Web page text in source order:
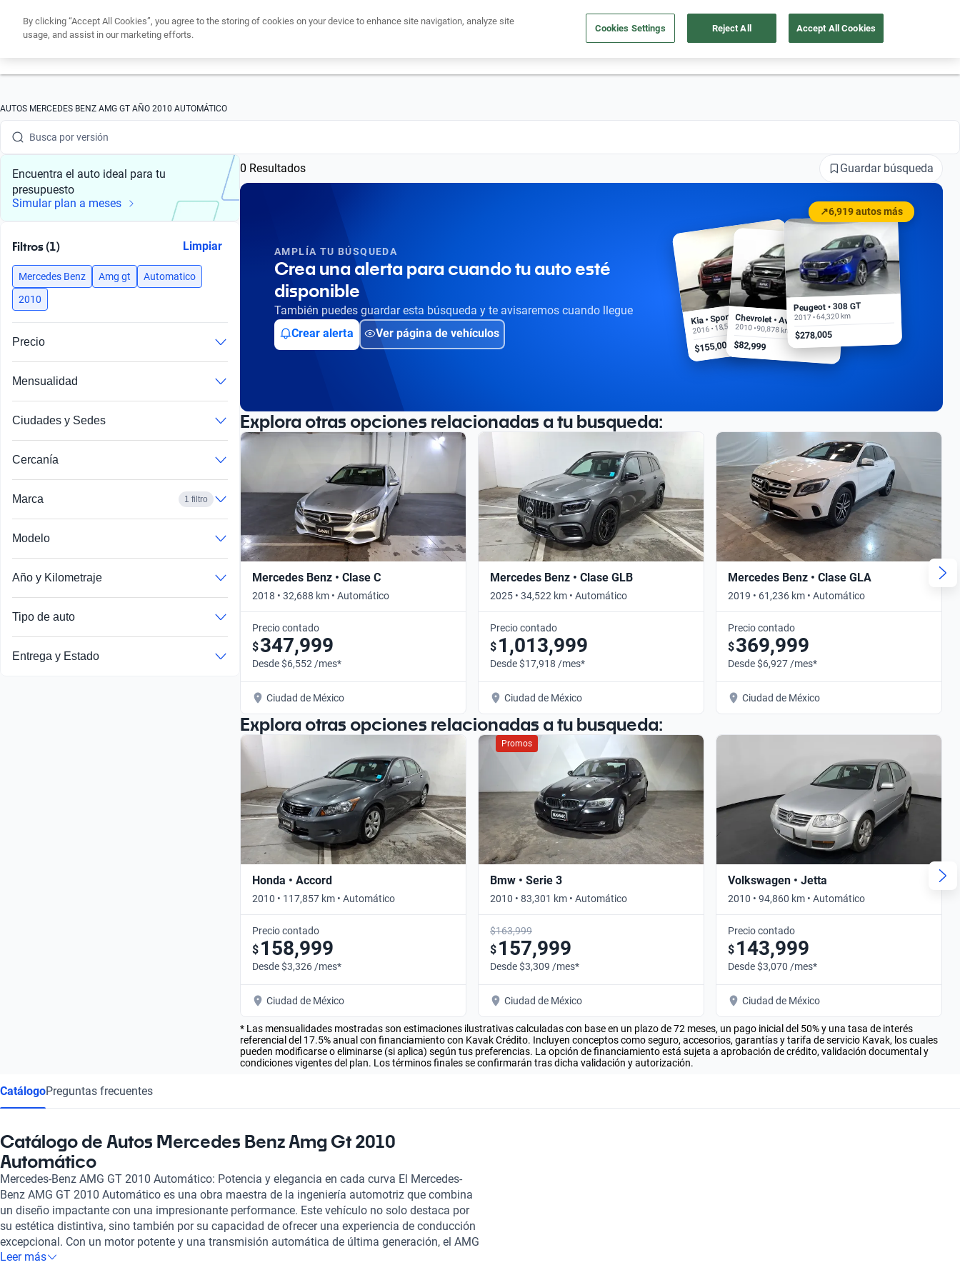
Cuida tu auto Nosotros 55 4162 9202 Ubicación
AUTOS MERCEDES BENZ AMG GT AÑO 2010 AUTOMÁTICO
Busca por marca
Busca por modelo
Busca por versión
Busca por año
Busca por marca
Busca por versión
Busca por año
Encuentra el auto ideal para tu
presupuesto
Simular plan a meses
Filtros (1) Limpiar
Mercedes Benz Amg gt
Automatico
2010
Precio
Mensualidad
Ciudades y Sedes
Cercanía
Marca 1 filtro
Modelo
Año y Kilometraje
Tipo de auto
Entrega y Estado
0 Resultados Guardar búsqueda
AMPLÍA TU BÚSQUEDA
Crea una alerta para cuando tu auto esté
disponible
También puedes guardar esta búsqueda y te avisaremos cuando llegue
Crear alerta
Ver página de vehículos
↗6,919 autos más
Kia • Sportage EX
2016 • 18,500 km
$155,000
Chevrolet • Aveo
2010 • 90,878 km
$82,999
Peugeot • 308 GT
2017 • 64,320 km
$278,005
Explora otras opciones relacionadas a tu busqueda:
Mercedes Benz • Clase C
2018 • 32,688 km • Automático
Precio contado
$347,999
Desde $6,552 /mes*
Ciudad de México
Mercedes Benz • Clase GLB
2025 • 34,522 km • Automático
Precio contado
$ 1,013,999
Desde $17,918 /mes*
Ciudad de México
Mercedes Benz • Clase GLA
2019 • 61,236 km • Automático
Precio contado
$369,999
Desde $6,927 /mes*
Ciudad de México
Explora otras opciones relacionadas a tu busqueda:
Honda • Accord
2010 • 117,857 km • Automático
Precio contado
$ 158,999
Desde $3,326 /mes*
Ciudad de México
Promos
Bmw • Serie 3
2010 • 83,301 km • Automático
$163,999
$ 157,999
Desde $3,309 /mes*
Ciudad de México
Volkswagen • Jetta
2010 • 94,860 km • Automático
Precio contado
$ 143,999
Desde $3,070 /mes*
Ciudad de México
* Las mensualidades mostradas son estimaciones ilustrativas calculadas con base en un plazo de 72 meses, un pago inicial del 50% y una tasa de interés
referencial del 17.5% anual con financiamiento con Kavak Crédito. Incluyen conceptos como seguro, accesorios, garantías y tarifa de servicio Kavak, los cuales
pueden modificarse o eliminarse (si aplica) según tus preferencias. La opción de financiamiento está sujeta a aprobación de crédito, validación documental y
condiciones vigentes del plan. Los términos finales se confirmarán tras dicha validación y autorización.
CatálogoPreguntas frecuentes
Catálogo de Autos Mercedes Benz Amg Gt 2010
Automático
Mercedes-Benz AMG GT 2010 Automático: Potencia y elegancia en cada curva El Mercedes-
Benz AMG GT 2010 Automático es una obra maestra de la ingeniería automotriz que combina
un diseño impactante con una impresionante performance. Este vehículo no solo destaca por
su estética distintiva, sino también por su capacidad de ofrecer una experiencia de conducción
excepcional. Con un motor potente y una transmisión automática de última generación, el AMG
GT 2010 promete una aceleración emocionante y un manejo preciso, ideal para los amantes de
Leer más
By clicking “Accept All Cookies”, you agree to the storing of cookies on your device to enhance site navigation, analyze site
usage, and assist in our marketing efforts.
Cookies Settings Reject All Accept All Cookies